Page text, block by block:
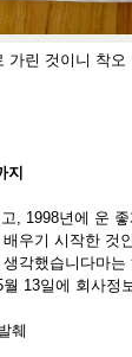
가린 것이니 착
지
, 1998년에 운
우기 시작한 것
각했습니다마
13일에 회사정
췌